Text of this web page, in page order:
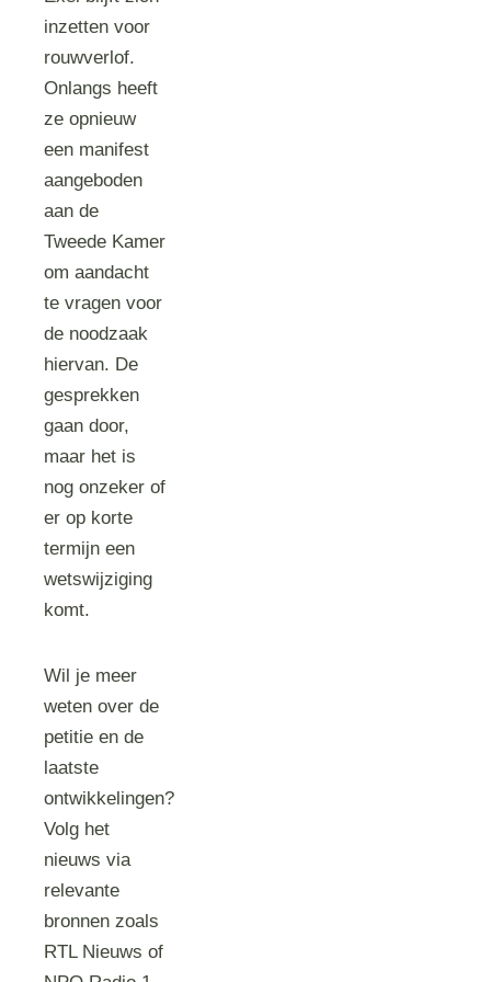
inzetten voor
rouwverlof.
Onlangs heeft
ze opnieuw
een manifest
aangeboden
aan de
Tweede Kamer
om aandacht
te vragen voor
de noodzaak
hiervan. De
gesprekken
gaan door,
maar het is
nog onzeker of
er op korte
termijn een
wetswijziging
komt.
Wil je meer
weten over de
petitie en de
laatste
ontwikkelingen?
Volg het
nieuws via
relevante
bronnen zoals
RTL Nieuws of